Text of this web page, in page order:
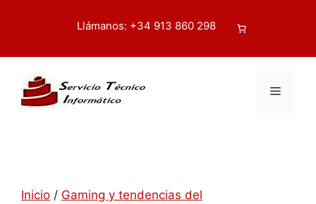
Buscar
Llámanos: +34 913 860 298
Menú
Inicio / Gaming y tendencias del